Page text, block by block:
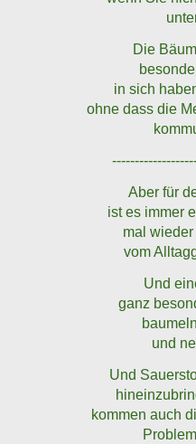
Die
in sich
ohne dass die
Aber für
ist es immer
mal
vom
Und
ganz
und
Und
kommen auch